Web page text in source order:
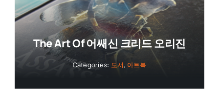
The Art Of 어쌔신 크리드 오리진
Categories: 도서, 아트북